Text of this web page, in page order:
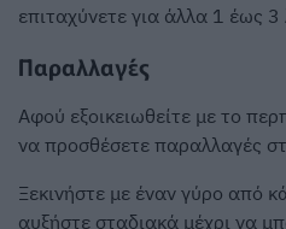
επιταχύνετε για άλλα 1 έως 3
Παραλλαγές
Αφού εξοικειωθείτε με το
να προσθέσετε παραλλαγές
Ξεκινήστε με έναν γύρο από
αυξήστε σταδιακά μέχρι να